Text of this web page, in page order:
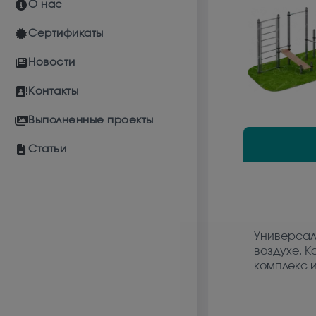
О нас
Сертификаты
Новости
Контакты
Выполненные проекты
Статьи
воздухе.
комплекс